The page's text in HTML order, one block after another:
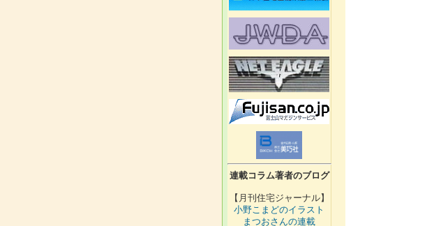
連載コラム著者のブログ
【月刊住宅ジャーナル】
小野こまどのイラスト
まつおさんの連載